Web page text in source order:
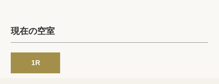
商標について
現在の空室
1R